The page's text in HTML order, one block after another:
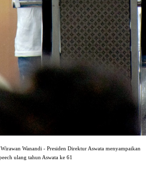
Wanandi - Presiden Direktur Aswata menyampaikan
ulang tahun Aswata ke 61